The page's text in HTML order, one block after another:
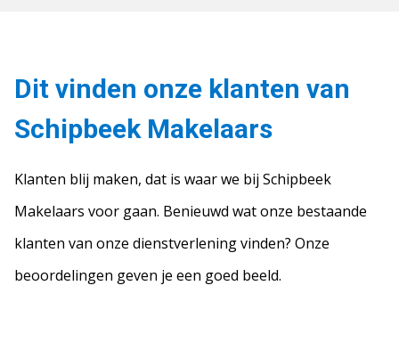
Dit vinden onze klanten van
Schipbeek Makelaars
Klanten blij maken, dat is waar we bij Schipbeek
Makelaars voor gaan. Benieuwd wat onze bestaande
klanten van onze dienstverlening vinden? Onze
beoordelingen geven je een goed beeld.